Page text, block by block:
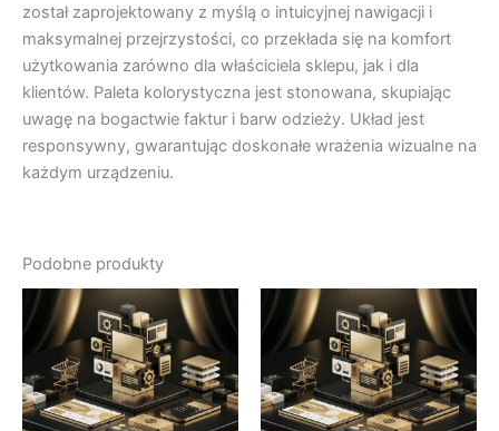
został zaprojektowany z myślą o intuicyjnej nawigacji i
maksymalnej przejrzystości, co przekłada się na komfort
użytkowania zarówno dla właściciela sklepu, jak i dla
klientów. Paleta kolorystyczna jest stonowana, skupiając
uwagę na bogactwie faktur i barw odzieży. Układ jest
responsywny, gwarantując doskonałe wrażenia wizualne na
każdym urządzeniu.
Podobne produkty